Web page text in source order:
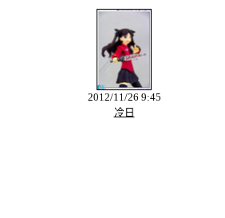
2012/11/26 9:45
冷日